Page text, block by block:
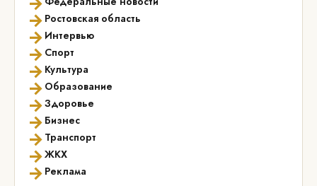
→ Ростовская область
→ Интервью
→ Спорт
→ Культура
→ Образование
→Здоровье
→ Бизнес
→ Транспорт
→ЖКХ
→ Реклама